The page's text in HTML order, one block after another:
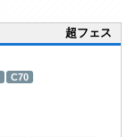
超フェス
C70